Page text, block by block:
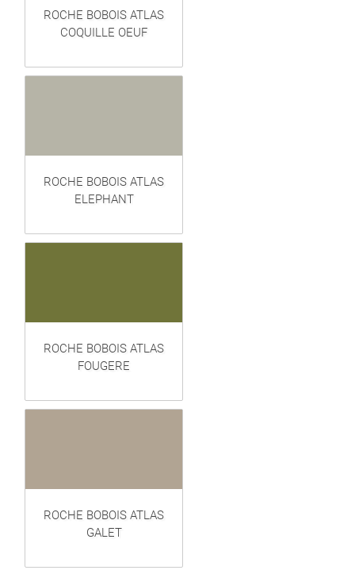
ROCHE BOBOIS ATLAS
COQUILLE OEUF
ROCHE BOBOIS ATLAS
ELEPHANT
ROCHE BOBOIS ATLAS
FOUGERE
ROCHE BOBOIS ATLAS
GALET